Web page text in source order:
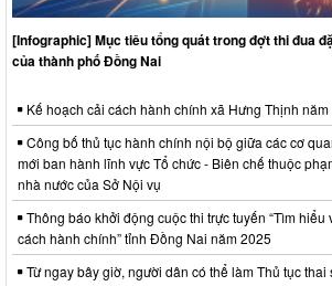
[Infographic] Mục tiêu tổng quát trong đợt thi đua
của thành phố Đồng Nai
Kế hoạch cải cách hành chính xã Hưng Thịnh năm
Công bố thủ tục hành chính nội bộ giữa các cơ
mới ban hành lĩnh vực Tổ chức - Biên chế thuộc
nhà nước của Sở Nội vụ
Thông báo khởi động cuộc thi trực tuyến “Tìm
cách hành chính” tỉnh Đồng Nai năm 2025
Từ ngay bây giờ, người dân có thể làm Thủ tục